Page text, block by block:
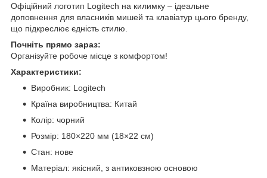
Офіційний логотип Logitech на килимку – ідеальне
доповнення для власників мишей та клавіатур цього бренду,
що підкреслює єдність стилю.
Почніть прямо зараз:
Організуйте робоче місце з комфортом!
Характеристики:
Виробник: Logitech
Країна виробництва: Китай
Колір: чорний
Розмір: 180×220 мм (18×22 см)
Стан: нове
Матеріал: якісний, з антиковзною основою